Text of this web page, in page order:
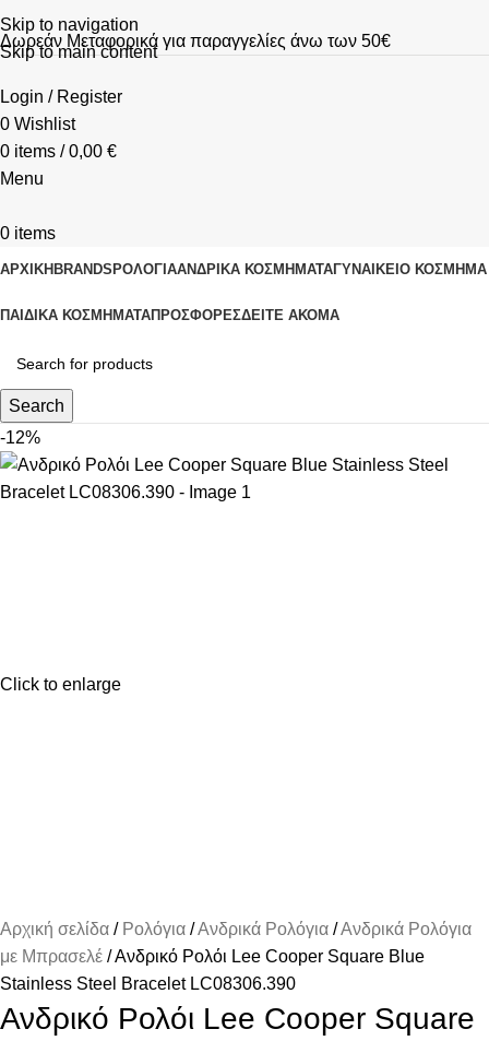
Skip to navigation
Skip to main content
Δωρεάν Μεταφορικά για παραγγελίες άνω των 50€
Login / Register
0 Wishlist
0 items / 0,00 €
Menu
0 items
ΑΡΧΙΚΗ BRANDS ΡΟΛΌΓΙΑΑΝΔΡΙΚΆ ΚΟΣΜΉΜΑΤΑΓΥΝΑΙΚΕΊΟ ΚΟΣΜΉΜΑ
ΠΑΙΔΙΚΆ ΚΟΣΜΉΜΑΤΑΠΡΟΣΦΟΡΈΣΔΕΊΤΕ ΑΚΌΜΑ
Search
-12%
Click to enlarge
Αρχική σελίδα Ρολόγια Ανδρικά Ρολόγια
Ανδρικά Ρολόγια
με Μπρασελέ
Ανδρικό Ρολόι Lee Cooper Square Blue
Stainless Steel Bracelet LC08306.390
Ανδρικό Ρολόι Lee Cooper Square